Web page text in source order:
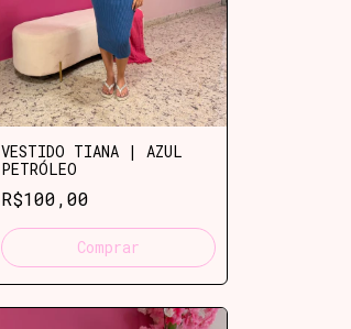
VESTIDO TIANA | AZUL
PETRÓLEO
R$100,00
Comprar